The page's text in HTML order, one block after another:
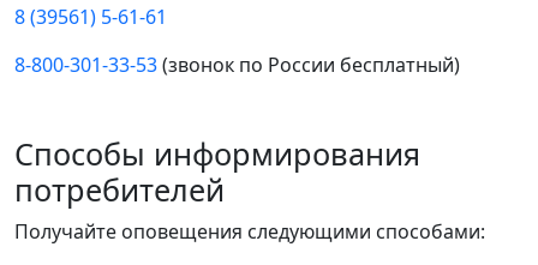
8 (39561) 5-61-61
8-800-301-33-53(звонок по России бесплатный)
Способы информирования
потребителей
Получайте оповещения следующими способами: